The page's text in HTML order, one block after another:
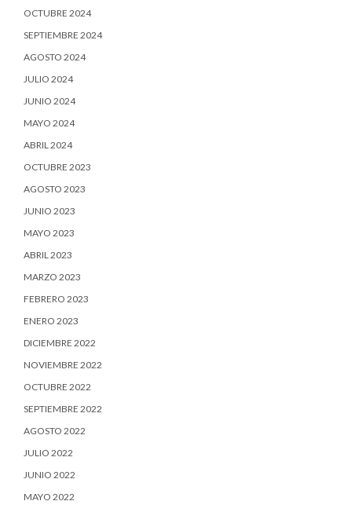
OCTUBRE 2024
SEPTIEMBRE 2024
AGOSTO 2024
JULIO 2024
JUNIO 2024
MAYO 2024
ABRIL 2024
OCTUBRE 2023
AGOSTO 2023
JUNIO 2023
MAYO 2023
ABRIL 2023
MARZO 2023
FEBRERO 2023
ENERO 2023
DICIEMBRE 2022
NOVIEMBRE 2022
OCTUBRE 2022
SEPTIEMBRE 2022
AGOSTO 2022
JULIO 2022
JUNIO 2022
MAYO 2022